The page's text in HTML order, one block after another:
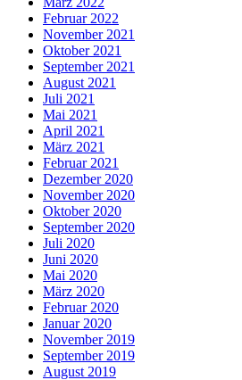
Februar 2022
November 2021
Oktober 2021
September 2021
August 2021
Juli 2021
Mai 2021
April 2021
März 2021
Februar 2021
Dezember 2020
November 2020
Oktober 2020
September 2020
Juli 2020
Juni 2020
Mai 2020
März 2020
Februar 2020
Januar 2020
November 2019
September 2019
August 2019